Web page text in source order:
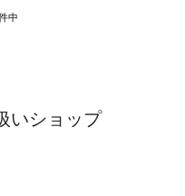
中
いショップ